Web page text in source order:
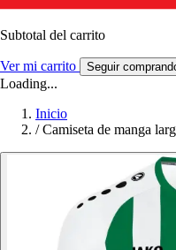
Subtotal del carrito
Ver mi carrito Seguir
Loading...
Inicio
/ Camiseta de manga